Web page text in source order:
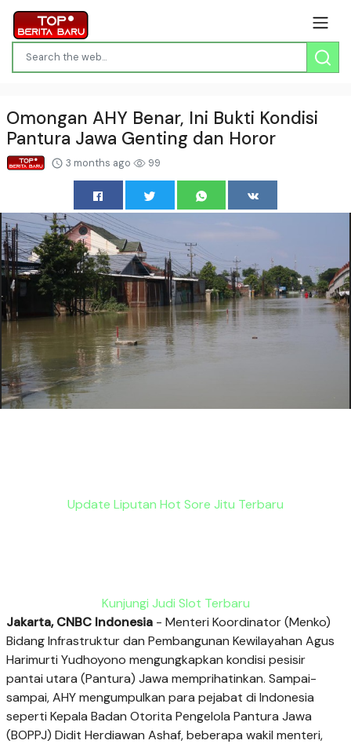
Omongan AHY Benar, Ini Bukti Kondisi
Pantura Jawa Genting dan Horor
3 months ago 99
Update Liputan Hot Sore Jitu Terbaru
Kunjungi Judi Slot Terbaru
Jakarta, CNBC Indonesia - Menteri Koordinator (Menko)
Bidang Infrastruktur dan Pembangunan Kewilayahan Agus
Harimurti Yudhoyono mengungkapkan kondisi pesisir
pantai utara (Pantura) Jawa memprihatinkan. Sampai-
sampai, AHY mengumpulkan para pejabat di Indonesia
seperti Kepala Badan Otorita Pengelola Pantura Jawa
(BOPPJ) Didit Herdiawan Ashaf, beberapa wakil menteri,